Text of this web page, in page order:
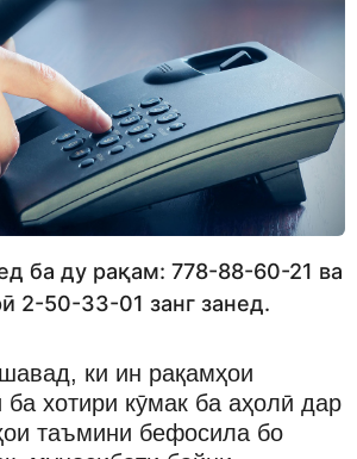
ба ду рақам: 778-88-60-21 ва
2-50-33-01 занг занед.
ки ин рақамҳои
хотири кӯмак ба аҳолӣ дар
таъмини бефосила бо